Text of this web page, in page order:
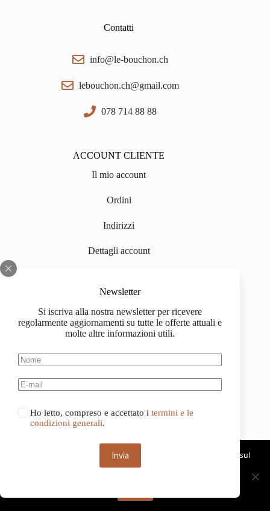
Newsletter
Si iscriva alla nostra newsletter per ricevere
regolarmente aggiornamenti su tutte le offerte attuali e
molte altre informazioni utili.
Ho letto, compreso e accettato i termini e le
condizioni generali.
Invia
Contatti
info@le-bouchon.ch
lebouchon.ch@gmail.com
078 714 88 88
ACCOUNT CLIENTE
Il mio account
Ordini
Indirizzi
Dettagli account
informazioni
Chi siamo
Impressum
Condizioni generali di contratto
Italiano
Questo sito web utilizza i cookie. Continuando a navigare sul
sito, acconsenti all'uso dei cookie.